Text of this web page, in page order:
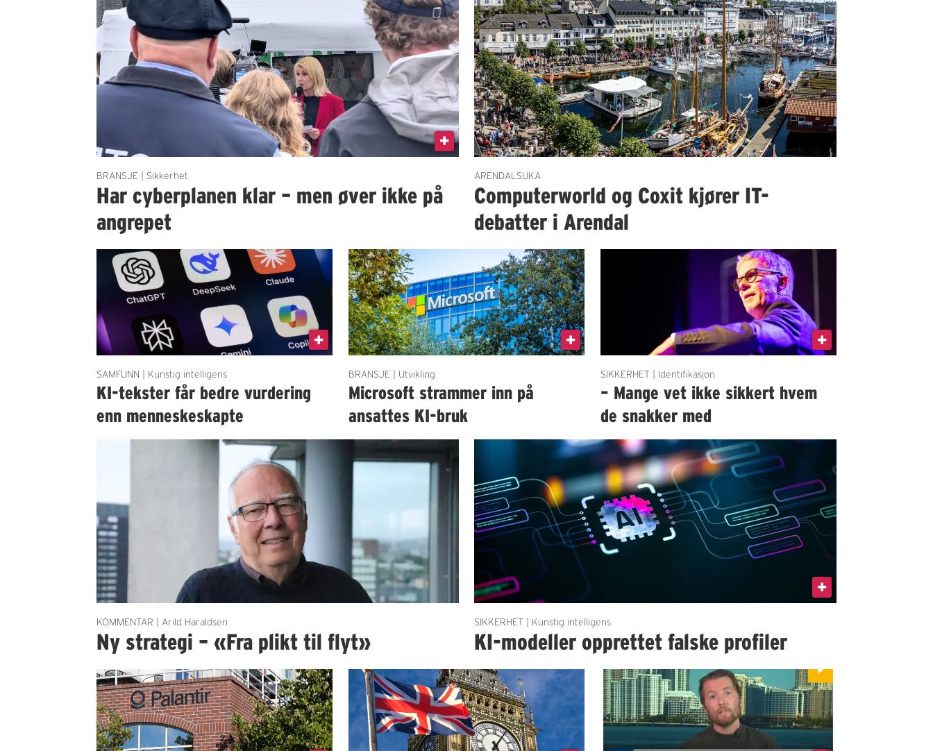
BRANSJE | Sikkerhet
Har cyberplanen klar – men øver ikke på
angrepet
ARENDALSUKA
Computerworld og Coxit kjører IT-
debatter i Arendal
SAMFUNN | Kunstig intelligens
KI-tekster får bedre vurdering
enn menneskeskapte
BRANSJE | Utvikling
Microsoft strammer inn på
ansattes KI-bruk
SIKKERHET | Identifikasjon
– Mange vet ikke sikkert hvem
de snakker med
KOMMENTAR | Arild Haraldsen
Ny strategi – «Fra plikt til flyt»
SIKKERHET | Kunstig intelligens
KI-modeller opprettet falske profiler